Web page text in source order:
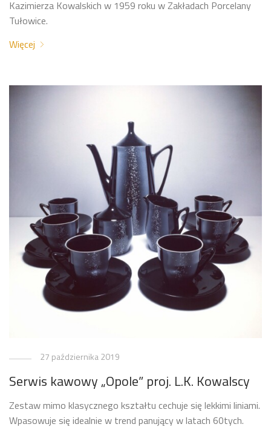
Kazimierza Kowalskich w 1959 roku w Zakładach Porcelany
Tułowice.
Więcej
27 października 2019
Serwis kawowy „Opole” proj. L.K. Kowalscy
Zestaw mimo klasycznego kształtu cechuje się lekkimi liniami.
Wpasowuje się idealnie w trend panujący w latach 60tych.